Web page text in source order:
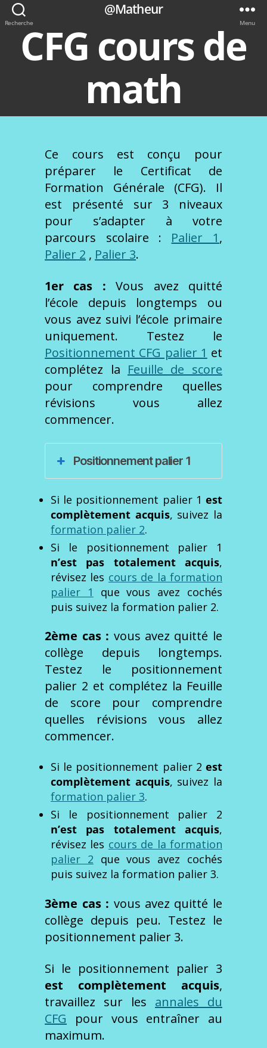
Recherche
@Matheur
Menu
CFG cours de
math
Ce cours est conçu pour
préparer le Certificat de
Formation Générale (CFG). Il
est présenté sur 3 niveaux
pour s’adapter à votre
parcours scolaire : Palier 1,
Palier 2 , Palier 3.
1er cas : Vous avez quitté
l’école depuis longtemps ou
vous avez suivi l’école primaire
uniquement. Testez le
Positionnement CFG palier 1 et
complétez la Feuille de score
pour comprendre quelles
révisions vous allez
commencer.
Positionnement palier 1
Si le positionnement palier 1 est
complètement acquis, suivez la
formation palier 2.
Si le positionnement palier 1
n’est pas totalement acquis,
révisez les cours de la formation
palier 1
que vous avez cochés
puis suivez la formation palier 2.
2ème cas : vous avez quitté le
collège depuis longtemps.
Testez le positionnement
palier 2 et complétez la Feuille
de score pour comprendre
quelles révisions vous allez
commencer.
Si le positionnement palier 2 est
complètement acquis, suivez la
formation palier 3.
Si le positionnement palier 2
n’est pas totalement acquis,
révisez les cours de la formation
palier 2 que vous avez cochés
puis suivez la formation palier 3.
3ème cas : vous avez quitté le
collège depuis peu. Testez le
positionnement palier 3.
Si le positionnement palier 3
est
complètement acquis,
travaillez sur les annales du
CFG pour vous entraîner au
maximum.